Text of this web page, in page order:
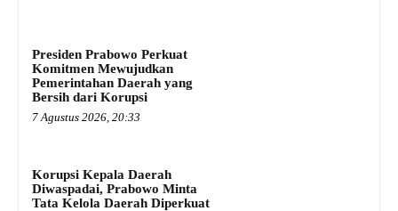
Presiden Prabowo Perkuat
Komitmen Mewujudkan
Pemerintahan Daerah yang
Bersih dari Korupsi
7 Agustus 2026, 20:33
Korupsi Kepala Daerah
Diwaspadai, Prabowo Minta
Tata Kelola Daerah Diperkuat